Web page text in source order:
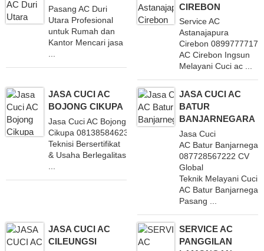
Pasang AC Duri
Utara Profesional
untuk Rumah dan
Kantor Mencari jasa
...
CIREBON
Service AC
Astanajapura
Cirebon 08997777171
AC Cirebon Ingsun
Melayani Cuci ac ...
JASA CUCI AC
BOJONG CIKUPA
Jasa Cuci AC Bojong
Cikupa 081385846234 Dengan
Teknisi Bersertifikat
& Usaha Berlegalitas
JASA CUCI AC
BATUR
BANJARNEGARA
Jasa Cuci
AC Batur
087728567222 CV
Global
Teknik Melayani Cuci
AC Batur
Pasang ...
JASA CUCI AC
CILEUNGSI
SERVICE AC
PANGGILAN